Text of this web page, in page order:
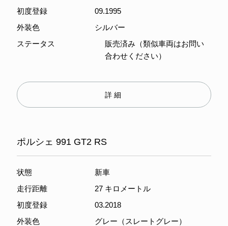
初度登録
09.1995
外装色
シルバー
ステータス
販売済み（類似車両はお問い
合わせください）
詳細
ポルシェ 991 GT2 RS
状態
新車
走行距離
27 キロメートル
初度登録
03.2018
外装色
グレー（スレートグレー）